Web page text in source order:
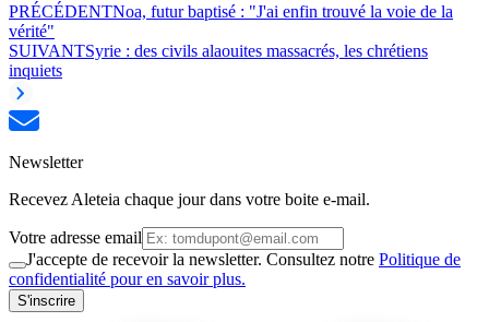
PRÉCÉDENTNoa, futur baptisé : "J'ai enfin trouvé la voie de la
vérité"
SUIVANTSyrie : des civils alaouites massacrés, les chrétiens
inquiets
Newsletter
Recevez Aleteia chaque jour dans votre boite e-mail.
Votre adresse email
J'accepte de recevoir la newsletter. Consultez notre Politique de
confidentialité pour en savoir plus.
S'inscrire